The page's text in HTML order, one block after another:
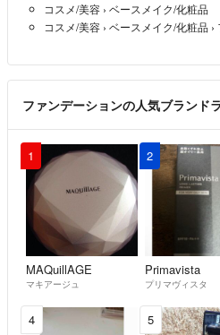
コスメ/美容 › ベースメイク/化粧品
コスメ/美容 › ベースメイク/化粧品 ›
ファンデーションの人気ブランド
1
MAQuillAGE
マキアージュ
2
Primavista
プリマヴィスタ
4 5